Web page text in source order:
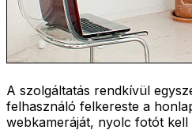
A szolgáltatás rendkívül
felhasználó felkereste a
webkameráját, nyolc fotót kell